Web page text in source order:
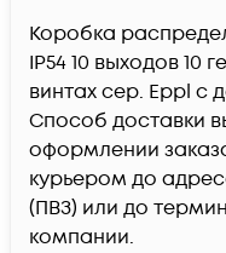
Коробка
IP54 10 выходов 10
винтах сер. Eppl c
Способ доставки
оформлении
курьером до
(ПВЗ) или до
компании.